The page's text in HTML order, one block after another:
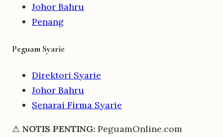
Johor Bahru
Penang
Peguam Syarie
Direktori Syarie
Johor Bahru
Senarai Firma Syarie
⚠ NOTIS PENTING: PeguamOnline.com